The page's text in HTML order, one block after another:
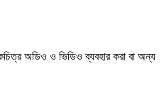
অডিও ও ভিডিও ব্যবহার করা বা অন্য